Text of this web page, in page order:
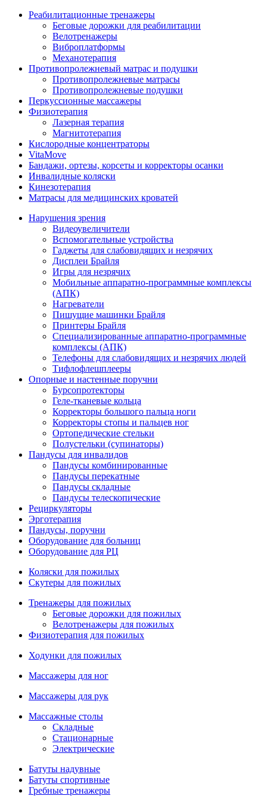
Реабилитационные тренажеры
Беговые дорожки для реабилитации
Велотренажеры
Виброплатформы
Механотерапия
Противопролежневый матрас и подушки
Противопролежневые матрасы
Противопролежневые подушки
Перкуссионные массажеры
Физиотерапия
Лазерная терапия
Магнитотерапия
Кислородные концентраторы
VitaMove
Бандажи, ортезы, корсеты и корректоры осанки
Инвалидные коляски
Кинезотерапия
Матрасы для медицинских кроватей
Нарушения зрения
Видеоувеличители
Вспомогательные устройства
Гаджеты для слабовидящих и незрячих
Дисплеи Брайля
Игры для незрячих
Мобильные аппаратно-программные комплексы
(АПК)
Нагреватели
Пишущие машинки Брайля
Принтеры Брайля
Специализированные аппаратно-программные
комплексы (АПК)
Телефоны для слабовидящих и незрячих людей
Тифлофлешплееры
Опорные и настенные поручни
Бурсопротекторы
Геле-тканевые кольца
Корректоры большого пальца ноги
Корректоры стопы и пальцев ног
Ортопедические стельки
Полустельки (супинаторы)
Пандусы для инвалидов
Пандусы комбинированные
Пандусы перекатные
Пандусы складные
Пандусы телескопические
Рециркуляторы
Эрготерапия
Пандусы, поручни
Оборудование для больниц
Оборудование для РЦ
Коляски для пожилых
Скутеры для пожилых
Тренажеры для пожилых
Беговые дорожки для пожилых
Велотренажеры для пожилых
Физиотерапия для пожилых
Ходунки для пожилых
Массажеры для ног
Массажеры для рук
Массажные столы
Складные
Стационарные
Электрические
Батуты надувные
Батуты спортивные
Гребные тренажеры